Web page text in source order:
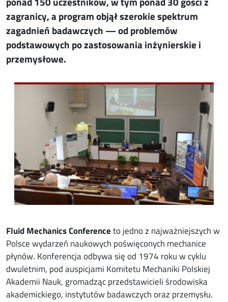
zagranicy, a program objął szerokie spektrum
zagadnień badawczych — od problemów
podstawowych po zastosowania inżynierskie i
przemysłowe.
Image
Fluid Mechanics Conferenceto jedno z najważniejszych w
Polsce wydarzeń naukowych poświęconych mechanice
płynów. Konferencja odbywa się od 1974 roku w cyklu
dwuletnim, pod auspicjami Komitetu Mechaniki Polskiej
Akademii Nauk, gromadząc przedstawicieli środowiska
akademickiego, instytutów badawczych oraz przemysłu.